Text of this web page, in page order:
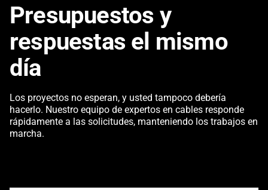
Presupuestos y
respuestas el mismo
día
Los proyectos no esperan, y usted tampoco debería
hacerlo. Nuestro equipo de expertos en cables responde
rápidamente a las solicitudes, manteniendo los trabajos en
marcha.